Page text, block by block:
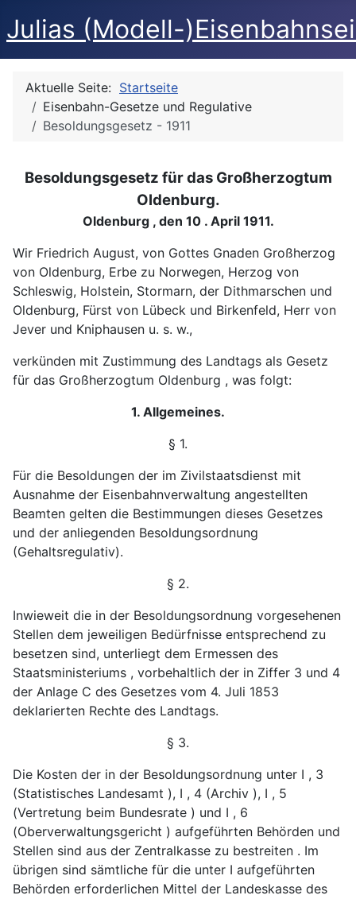
Julias (Modell-
Aktuelle Seite: Startseite
Eisenbahn-Gesetze und Regulative
Besoldungsgesetz - 1911
Besoldungsgesetz für das Großherzogtum
Oldenburg.
Oldenburg , den 10 . April 1911.
Wir Friedrich August, von Gottes Gnaden Großherzog
von Oldenburg, Erbe zu Norwegen, Herzog von
Schleswig, Holstein, Stormarn, der Dithmarschen und
Oldenburg, Fürst von Lübeck und Birkenfeld, Herr von
Jever und Kniphausen u. s. w.,
verkünden mit Zustimmung des Landtags als Gesetz
für das Großherzogtum Oldenburg , was folgt:
1. Allgemeines.
§ 1.
Für die Besoldungen der im Zivilstaatsdienst mit
Ausnahme der Eisenbahnverwaltung angestellten
Beamten gelten die Bestimmungen dieses Gesetzes
und der anliegenden Besoldungsordnung
(Gehaltsregulativ).
§ 2.
Inwieweit die in der Besoldungsordnung vorgesehenen
Stellen dem jeweiligen Bedürfnisse entsprechend zu
besetzen sind, unterliegt dem Ermessen des
Staatsministeriums , vorbehaltlich der in Ziffer 3 und 4
der Anlage C des Gesetzes vom 4. Juli 1853
deklarierten Rechte des Landtags.
§ 3.
Die Kosten der in der Besoldungsordnung unter I , 3
(Statistisches Landesamt ), I , 4 (Archiv ), I , 5
(Vertretung beim Bundesrate ) und I , 6
(Oberverwaltungsgericht ) aufgeführten Behörden und
Stellen sind aus der Zentralkasse zu bestreiten . Im
übrigen sind sämtliche für die unter I aufgeführten
Behörden erforderlichen Mittel der Landeskasse des